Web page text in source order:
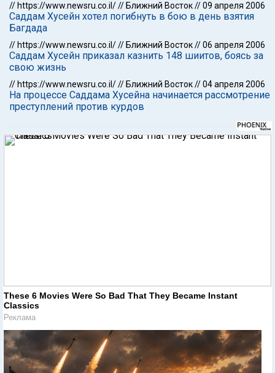
// https://www.newsru.co.il/// Ближний Восток//09 апреля 2006
Саддам Хусейн хотел погибнуть в бою в день взятия
Багдада
// https://www.newsru.co.il/// Ближний Восток//06 апреля 2006
Саддам Хусейн приказал казнить 148 шиитов, боясь за
свою жизнь
// https://www.newsru.co.il/// Ближний Восток//04 апреля 2006
На процессе Саддама Хусейна начинается рассмотрение
преступлений против курдов
These 6 Movies Were So Bad That They Became Instant
Classics
Реклама